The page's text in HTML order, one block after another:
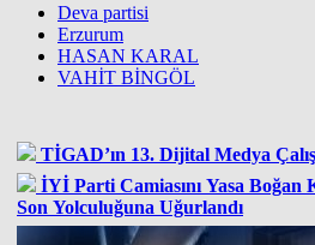
Deva partisi
Erzurum
HASAN KARAL
VAHİT BİNGÖL
TİGAD’ın 13. Dijital Medya
İYİ Parti Camiasını Yasa Boğan
Son Yolculuğuna Uğurlandı